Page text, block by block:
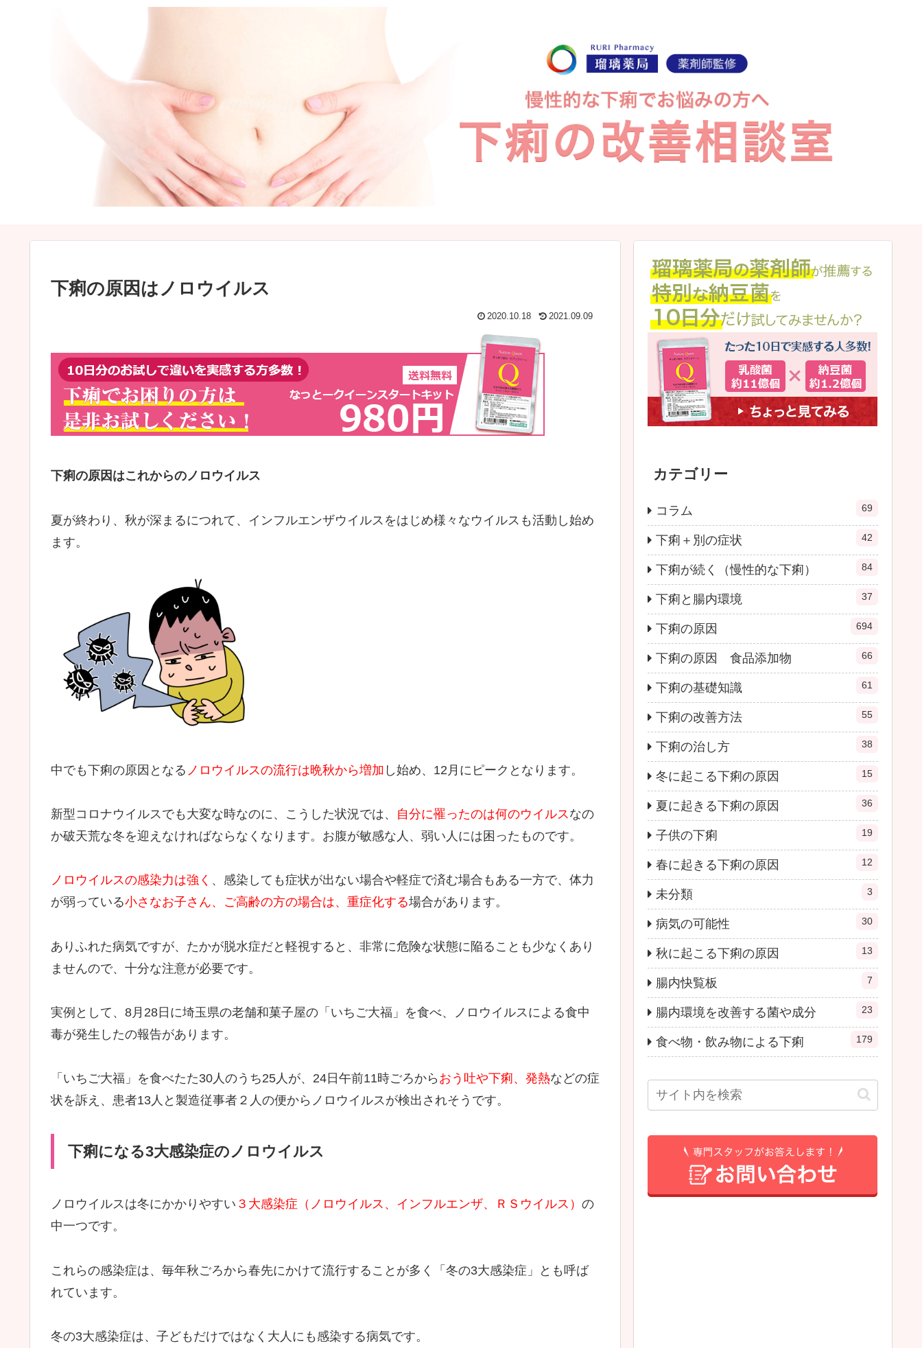
下痢の原因はノロウイルス
2020.10.18 2021.09.09
下痢の原因はこれからのノロウイルス
夏が終わり、秋が深まるにつれて、インフルエンザウイルスをはじめ様々なウイルスも活動し始め
ます。
中でも下痢の原因となる ノロウイルスの流行は晩秋から増加 し始め、12月にピークとなります。
新型コロナウイルスでも大変な時なのに、こうした状況では、 自分に罹ったのは何のウイルス なの
か破天荒な冬を迎えなければならなくなります。お腹が敏感な人、弱い人には困ったものです。
ノロウイルスの感染力は強く 、感染しても症状が出ない場合や軽症で済む場合もある一方で、体力
が弱っている小さなお子さん、ご高齢の方の場合は、重症化する場合があります。
ありふれた病気ですが、たかが脱水症だと軽視すると、非常に危険な状態に陥ることも少なくあり
ませんので、十分な注意が必要です。
実例として、8月28日に埼玉県の老舗和菓子屋の「いちご大福」を食べ、ノロウイルスによる食中
毒が発生したの報告があります。
「いちご大福」を食べたた30人のうち25人が、24日午前11時ごろから おう吐や下痢、発熱などの症
状を訴え、患者13人と製造従事者２人の便からノロウイルスが検出されそうです。
下痢になる3大感染症のノロウイルス
ノロウイルスは冬にかかりやすい ３大感染症（ノロウイルス、インフルエンザ、ＲＳウイルス） の
中一つです。
これらの感染症は、毎年秋ごろから春先にかけて流行することが多く「冬の3大感染症」とも呼ば
れています。
冬の3大感染症は、子どもだけではなく大人にも感染する病気です。
カテゴリー
コラム 69
下痢＋別の症状 42
下痢が続く（慢性的な下痢） 84
下痢と腸内環境 37
下痢の原因 694
下痢の原因 食品添加物 66
下痢の基礎知識 61
下痢の改善方法 55
下痢の治し方 38
冬に起こる下痢の原因 15
夏に起きる下痢の原因 36
子供の下痢 19
春に起きる下痢の原因 12
未分類 3
病気の可能性 30
秋に起こる下痢の原因 13
腸内快覧板 7
腸内環境を改善する菌や成分 23
食べ物・飲み物による下痢 179